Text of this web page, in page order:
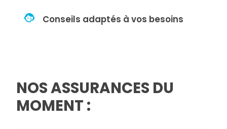
Conseils adaptés à vos besoins
NOS ASSURANCES DU
MOMENT :